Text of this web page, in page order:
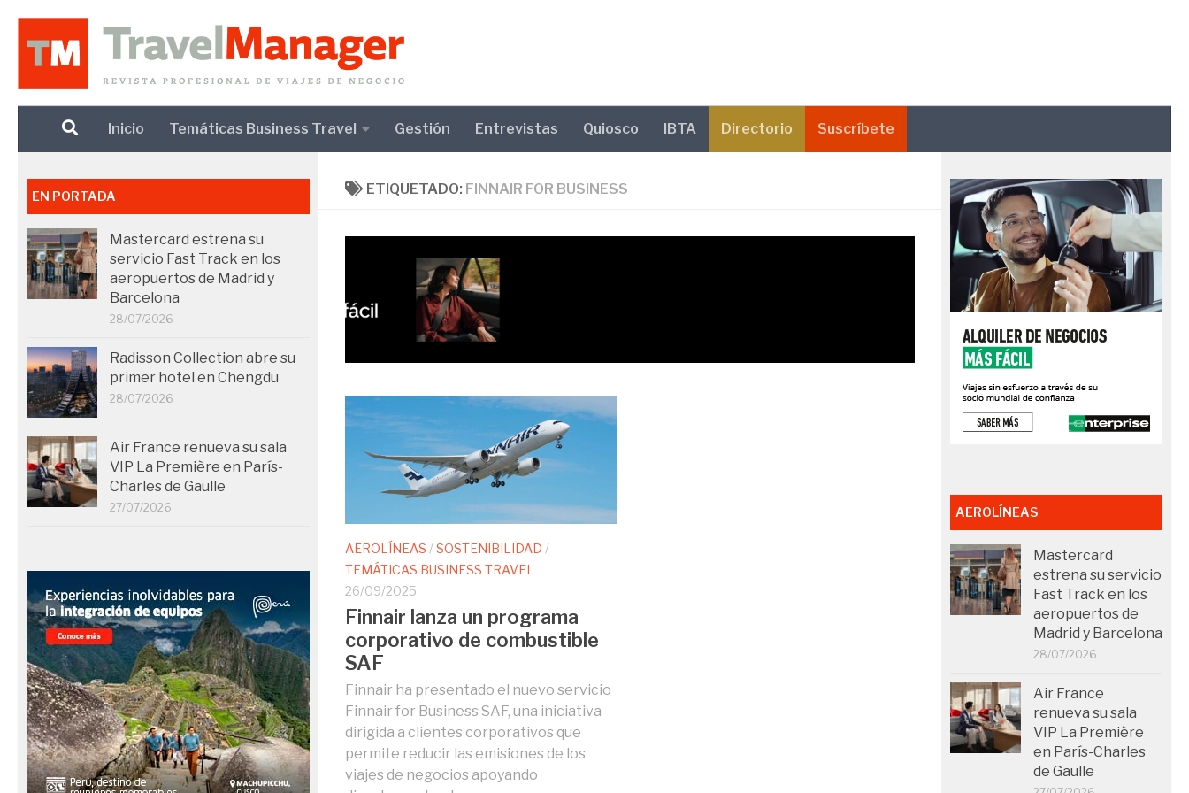
Debajo del contenido
Inicio Temáticas Business Travel Gestión Entrevistas Quiosco IBTA Directorio Suscríbete
ETIQUETADO: FINNAIR FOR BUSINESS
AEROLÍNEAS /SOSTENIBILIDAD /
TEMÁTICAS BUSINESS TRAVEL
26/09/2025
Finnair lanza un programa
corporativo de combustible
SAF
Finnair ha presentado el nuevo servicio
Finnair for Business SAF, una iniciativa
dirigida a clientes corporativos que
permite reducir las emisiones de los
viajes de negocios apoyando
EN PORTADA
Mastercard estrena su
servicio Fast Track en los
aeropuertos de Madrid y
Barcelona
28/07/2026
Radisson Collection abre su
primer hotel en Chengdu
28/07/2026
Air France renueva su sala
VIP La Première en París-
Charles de Gaulle
27/07/2026 AEROLÍNEAS
Mastercard
estrena su servicio
Fast Track en los
aeropuertos de
Madrid y Barcelona
28/07/2026
Air France
renueva su sala
VIP La Première
en París-Charles
de Gaulle